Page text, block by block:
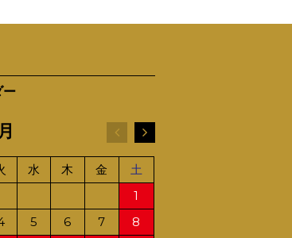
ー
水 木 金
土
1
5 6 7
8